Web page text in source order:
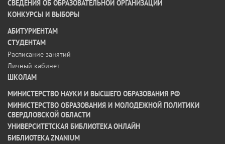
СВЕДЕНИЯ ОБ ОБРАЗОВАТЕЛЬНОЙ ОРГАНИЗАЦИИ
КОНКУРСЫ И ВЫБОРЫ
АБИТУРИЕНТАМ
СТУДЕНТАМ
Расписание занятий
Личный кабинет
ШКОЛАМ
МИНИСТЕРСТВО НАУКИ И ВЫСШЕГО ОБРАЗОВАНИЯ РФ
МИНИСТЕРСТВО ОБРАЗОВАНИЯ И МОЛОДЕЖНОЙ ПОЛИТИКИ
СВЕРДЛОВСКОЙ ОБЛАСТИ
УНИВЕРСИТЕТСКАЯ БИБЛИОТЕКА ОНЛАЙН
БИБЛИОТЕКА ZNANIUM